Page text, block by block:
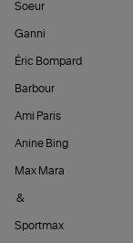
Soeur
Ganni
Éric Bompard
Barbour
Ami Paris
Anine Bing
Max Mara
&
Sportmax